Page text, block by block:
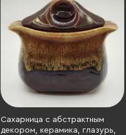
Сахарница с абстрактным
декором, керамика, глазурь,